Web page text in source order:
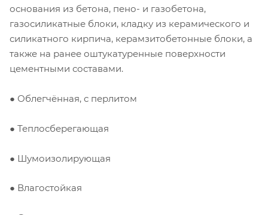
основания из бетона, пено- и газобетона,
газосиликатные блоки, кладку из керамического и
силикатного кирпича, керамзитобетонные блоки, а
также на ранее оштукатуренные поверхности
цементными составами.
● Облегчённая, с перлитом
● Теплосберегающая
● Шумоизолирующая
● Влагостойкая